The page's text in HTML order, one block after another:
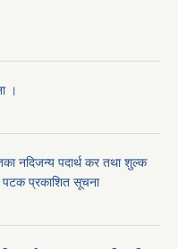
।
नदिजन्य पदार्थ कर तथा शुल्क
पटक प्रकाशित सूचना